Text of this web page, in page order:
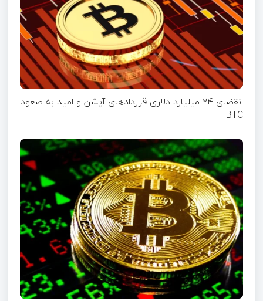
انقضای ۲۴ میلیارد دلاری قرارداد‌های آپشن‌ و امید به صعود
BTC